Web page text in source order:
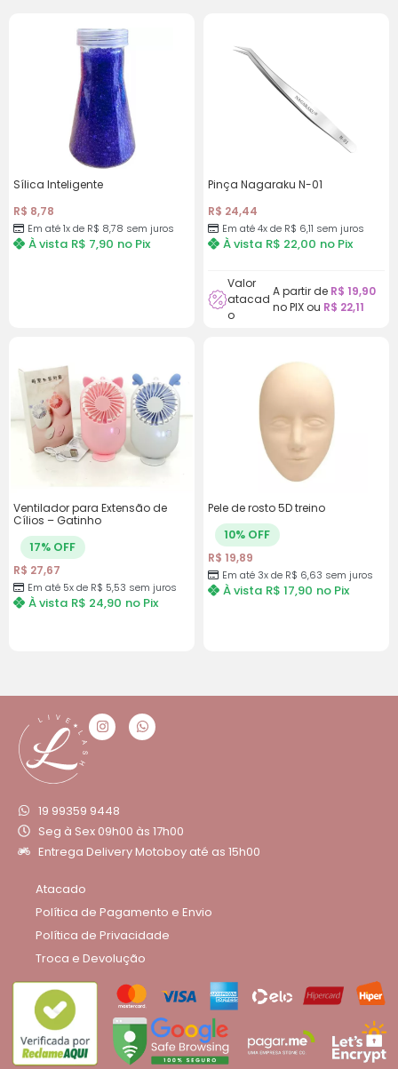
Sílica Inteligente
R$ 8,78
Em até 1x de R$ 8,78 sem juros
À vista R$ 7,90 no Pix
Pinça Nagaraku N-01
R$ 24,44
Em até 4x de R$ 6,11 sem juros
À vista R$ 22,00 no Pix
Valor
atacad
o
A partir de R$ 19,90
no PIX ou R$ 22,11
Ventilador para Extensão de
Cílios – Gatinho
17% OFF
R$ 27,67
Em até 5x de R$ 5,53 sem juros
À vista R$ 24,90 no Pix
Pele de rosto 5D treino
10% OFF
R$ 19,89
Em até 3x de R$ 6,63 sem juros
À vista R$ 17,90 no Pix
19 99359 9448
Seg à Sex 09h00 às 17h00
Entrega Delivery Motoboy até as 15h00
Atacado
Política de Pagamento e Envio
Política de Privacidade
Troca e Devolução